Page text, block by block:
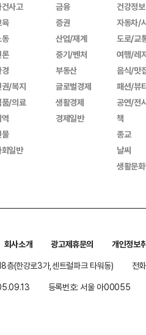
사고
/복지
/의료
일반
금융
증권
산업/재계
중기/벤처
부동산
글로벌경제
생활경제
경제일반
건강정보
자동차/
도로/교
여행/레
음식/맛
패션/뷰
공연/전
책
종교
날씨
생활문
회사소개 광고제휴문의
개인정보
층(한강로3가,센트럴파크 타워동)
전
등록번호: 서울 아00055